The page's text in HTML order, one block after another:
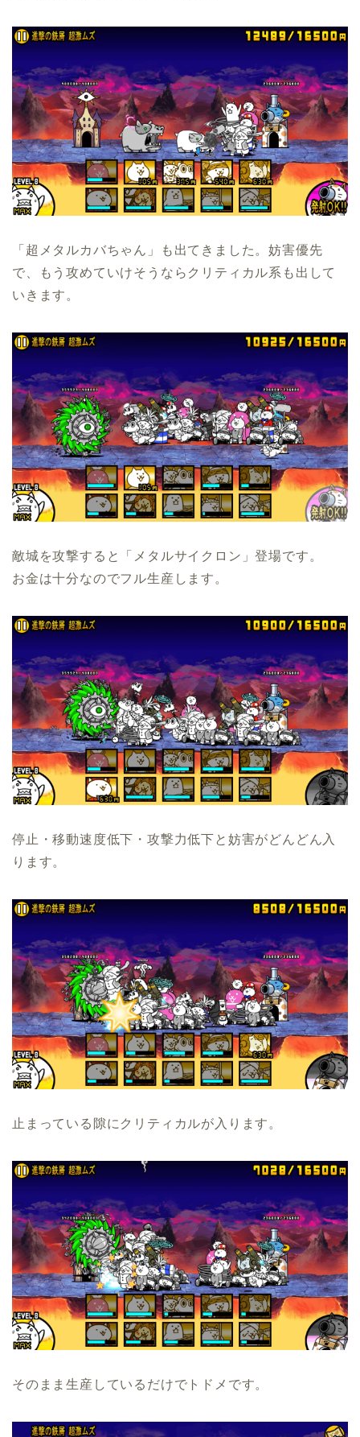
「超メタルカバちゃん」も出てきました。妨害優先
で、もう攻めていけそうならクリティカル系も出して
いきます。
敵城を攻撃すると「メタルサイクロン」登場です。
お金は十分なのでフル生産します。
停止・移動速度低下・攻撃力低下と妨害がどんどん入
ります。
止まっている隙にクリティカルが入ります。
そのまま生産しているだけでトドメです。